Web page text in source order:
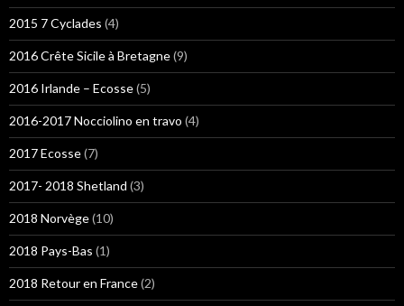
2015 7 Cyclades (4)
2016 Crête Sicile à Bretagne(9)
2016 Irlande – Ecosse(5)
2016-2017 Nocciolino en travo (4)
2017 Ecosse(7)
2017- 2018 Shetland (3)
2018 Norvège(10)
2018 Pays-Bas (1)
2018 Retour en France(2)